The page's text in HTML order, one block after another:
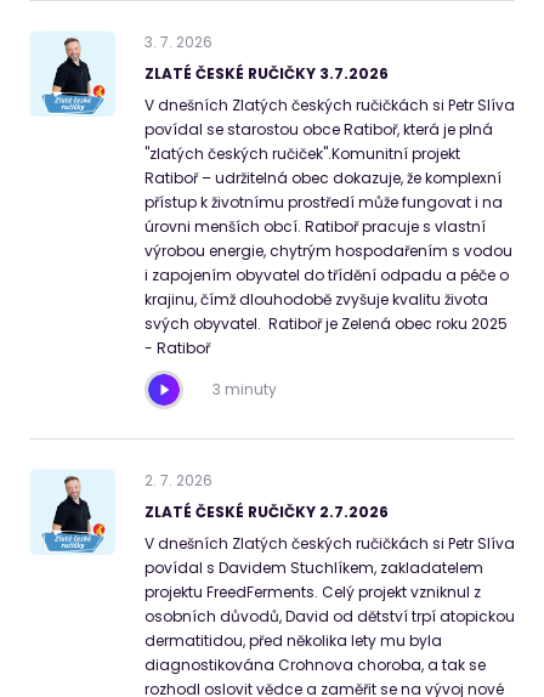
3. 7. 2026
ZLATÉ ČESKÉ RUČIČKY 3.7.2026
V dnešních Zlatých českých ručičkách si Petr Slíva
povídal se starostou obce Ratiboř, která je plná
"zlatých českých ručiček".Komunitní projekt
Ratiboř – udržitelná obec dokazuje, že komplexní
přístup k životnímu prostředí může fungovat i na
úrovni menších obcí. Ratiboř pracuje s vlastní
výrobou energie, chytrým hospodařením s vodou
i zapojením obyvatel do třídění odpadu a péče o
krajinu, čímž dlouhodobě zvyšuje kvalitu života
svých obyvatel. Ratiboř je Zelená obec roku 2025
- Ratiboř
3 minuty
2. 7. 2026
ZLATÉ ČESKÉ RUČIČKY 2.7.2026
V dnešních Zlatých českých ručičkách si Petr Slíva
povídal s Davidem Stuchlíkem, zakladatelem
projektu FreedFerments. Celý projekt vzniknul z
osobních důvodů, David od dětství trpí atopickou
dermatitidou, před několika lety mu byla
diagnostikována Crohnova choroba, a tak se
rozhodl oslovit vědce a zaměřit se na vývoj nové